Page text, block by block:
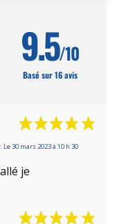
9.5/10
Basé sur 16 avis
30 mars 2023 à 10 h 30
je